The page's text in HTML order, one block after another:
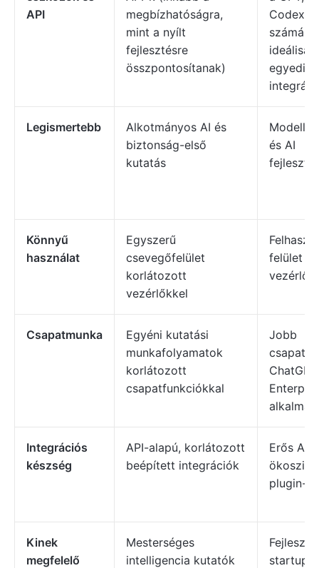
API
megbízhatóságra,
mint a nyílt
fejlesztésre
összpontosítanak)
Codex
számára
egyedi
Legismertebb
Alkotmányos AI és
biztonság-első
kutatás
és AI
Könnyű
használat
Egyszerű
csevegőfelület
korlátozott
vezérlőkkel
felület
Csapatmunka
Egyéni kutatási
munkafolyamatok
korlátozott
csapatfunkciókkal
Jobb
Integrációs
készség
API-alapú, korlátozott
beépített integrációk
Erős API-
plugin-
Kinek
megfelelő
Mesterséges
intelligencia kutatók